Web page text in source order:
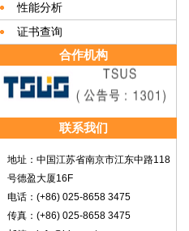
性能分析
证书查询
合作机构
联系我们
地址：中国江苏省南京市江东中路118
号德盈大厦16F
电话：(+86) 025-8658 3475
传真：(+86) 025-8658 3475